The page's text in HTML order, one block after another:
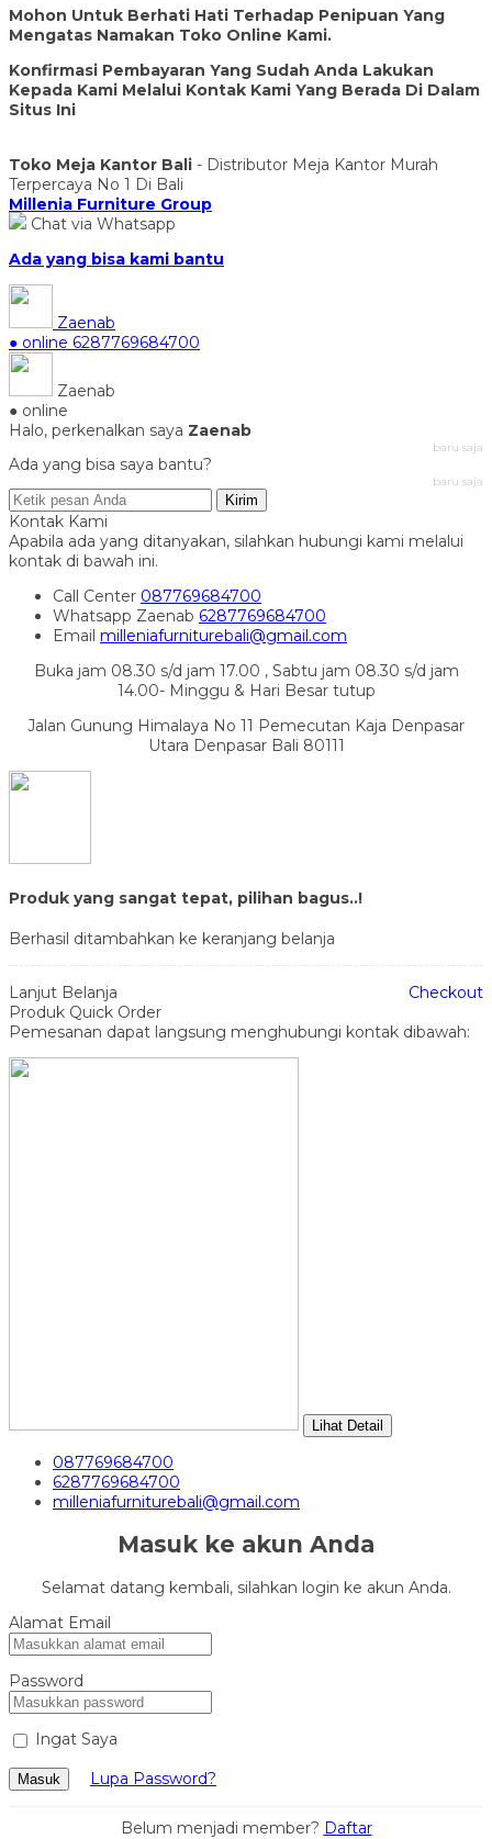
Mohon Untuk Berhati Hati Terhadap Penipuan Yang
Mengatas Namakan Toko Online Kami.
Konfirmasi Pembayaran Yang Sudah Anda Lakukan
Kepada Kami Melalui Kontak Kami Yang Berada Di Dalam
Situs Ini
Toko Meja Kantor Bali - Distributor Meja Kantor Murah
Terpercaya No 1 Di Bali
Millenia Furniture Group
Chat via Whatsapp
Ada yang bisa kami bantu
Zaenab
● online 6287769684700
Zaenab
● online
Halo, perkenalkan saya Zaenab
baru saja
Ada yang bisa saya bantu?
baru saja
Kirim
Kontak Kami
Apabila ada yang ditanyakan, silahkan hubungi kami melalui
kontak di bawah ini.
Call Center 087769684700
Whatsapp Zaenab 6287769684700
Email milleniafurniturebali@gmail.com
Buka jam 08.30 s/d jam 17.00 , Sabtu jam 08.30 s/d jam
14.00- Minggu & Hari Besar tutup
Jalan Gunung Himalaya No 11 Pemecutan Kaja Denpasar
Utara Denpasar Bali 80111
Produk yang sangat tepat, pilihan bagus..!
Berhasil ditambahkan ke keranjang belanja
Lanjut Belanja
Checkout
Produk Quick Order
Pemesanan dapat langsung menghubungi kontak dibawah:
Lihat Detail
087769684700
6287769684700
milleniafurniturebali@gmail.com
Masuk ke akun Anda
Selamat datang kembali, silahkan login ke akun Anda.
Alamat Email
Password
Ingat Saya
Masuk Lupa Password?
Belum menjadi member? Daftar